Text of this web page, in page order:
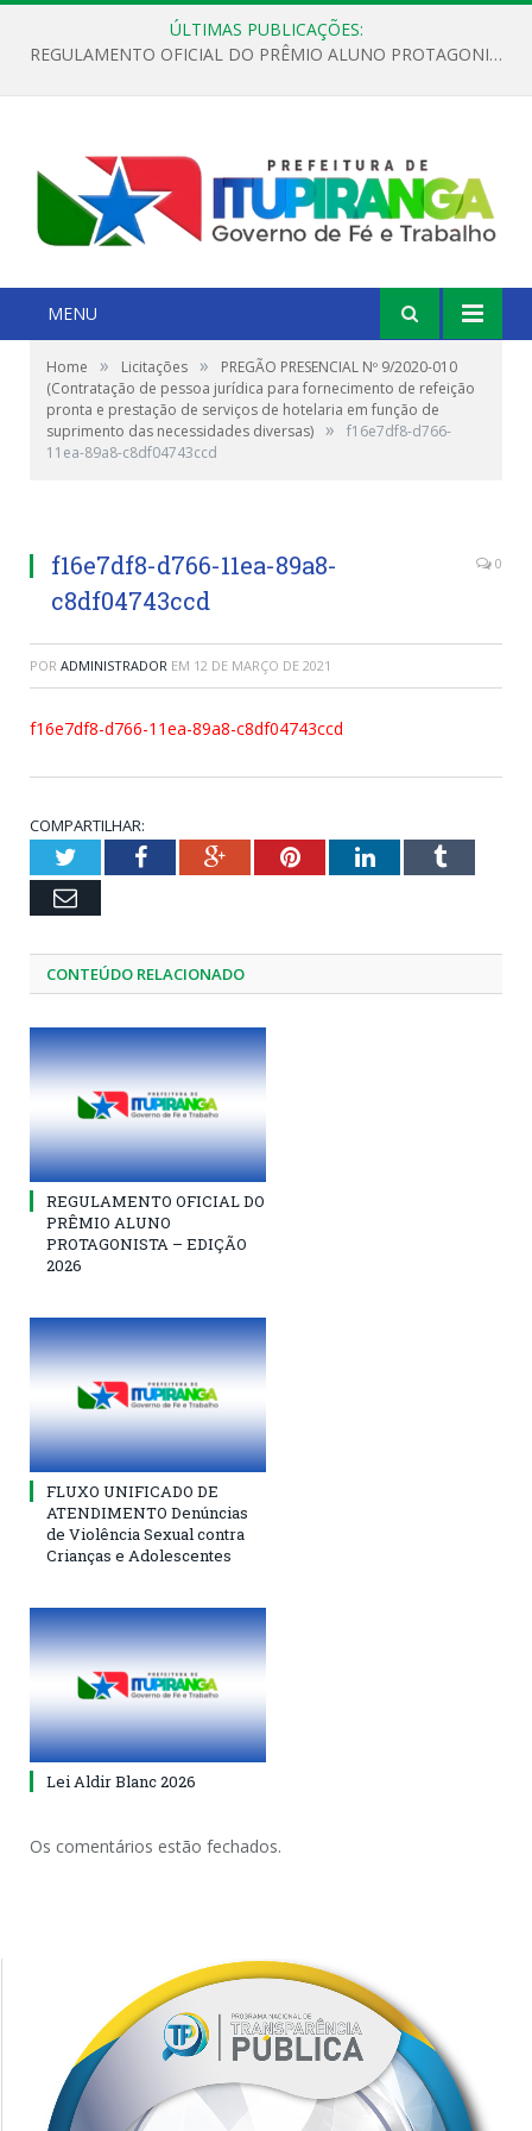
ÚLTIMAS PUBLICAÇÕES:
REGULAMENTO OFICIAL DO PRÊMIO ALUNO PROTAGONISTA – EDIÇÃO 2026
MENU
Home » Licitações »
PREGÃO PRESENCIAL Nº 9/2020-010
(Contratação de pessoa jurídica para fornecimento de refeição
pronta e prestação de serviços de hotelaria em função de
suprimento das necessidades diversas) »
f16e7df8-d766-
11ea-89a8-c8df04743ccd
f16e7df8-d766-11ea-89a8-
c8df04743ccd
0
POR ADMINISTRADOR EM 12 DE MARÇO DE 2021
f16e7df8-d766-11ea-89a8-c8df04743ccd
COMPARTILHAR:
TwitterFacebookGoogle+PinterestLinkedInTumblr
Email
CONTEÚDO RELACIONADO
REGULAMENTO OFICIAL DO
PRÊMIO ALUNO
PROTAGONISTA – EDIÇÃO
2026
FLUXO UNIFICADO DE
ATENDIMENTO Denúncias
de Violência Sexual contra
Crianças e Adolescentes
Lei Aldir Blanc 2026
Os comentários estão fechados.